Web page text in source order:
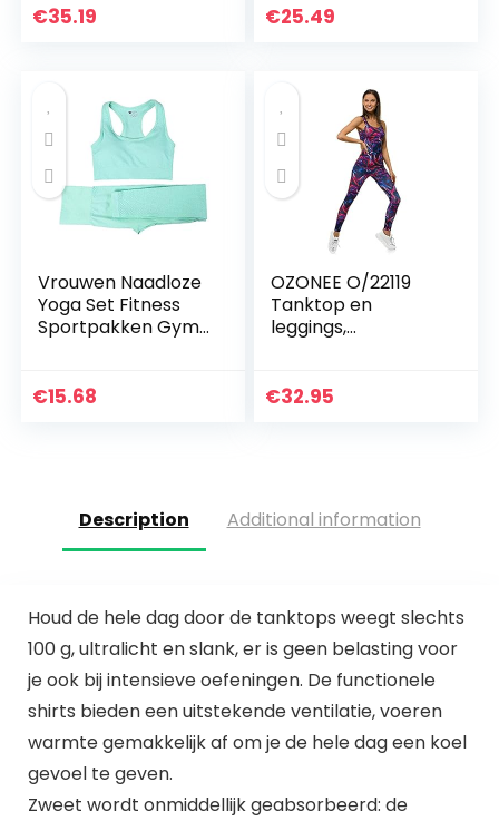
workout, sport,
€35.19 €25.49
Vrouwen Naadloze
Yoga Set Fitness
Sportpakken Gym
Shirts Hoge Taille
€15.68
OZONEE O/22119
Tanktop en
leggings,
sportlegging,
€32.95
Description Additional information
Houd de hele dag door de tanktops weegt slechts
100 g, ultralicht en slank, er is geen belasting voor
je ook bij intensieve oefeningen. De functionele
shirts bieden een uitstekende ventilatie, voeren
warmte gemakkelijk af om je de hele dag een koel
gevoel te geven.
Zweet wordt onmiddellijk geabsorbeerd: de